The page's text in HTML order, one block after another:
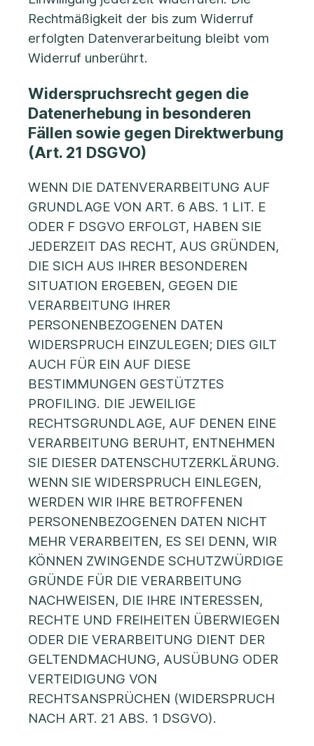
Rechtmäßigkeit der bis zum Widerruf
erfolgten Datenverarbeitung bleibt vom
Widerruf unberührt.
Widerspruchsrecht gegen die
Datenerhebung in besonderen
Fällen sowie gegen Direktwerbung
(Art. 21 DSGVO)
WENN DIE DATENVERARBEITUNG AUF
GRUNDLAGE VON ART. 6 ABS. 1 LIT. E
ODER F DSGVO ERFOLGT, HABEN SIE
JEDERZEIT DAS RECHT, AUS GRÜNDEN,
DIE SICH AUS IHRER BESONDEREN
SITUATION ERGEBEN, GEGEN DIE
VERARBEITUNG IHRER
PERSONENBEZOGENEN DATEN
WIDERSPRUCH EINZULEGEN; DIES GILT
AUCH FÜR EIN AUF DIESE
BESTIMMUNGEN GESTÜTZTES
PROFILING. DIE JEWEILIGE
RECHTSGRUNDLAGE, AUF DENEN EINE
VERARBEITUNG BERUHT, ENTNEHMEN
SIE DIESER DATENSCHUTZERKLÄRUNG.
WENN SIE WIDERSPRUCH EINLEGEN,
WERDEN WIR IHRE BETROFFENEN
PERSONENBEZOGENEN DATEN NICHT
MEHR VERARBEITEN, ES SEI DENN, WIR
KÖNNEN ZWINGENDE SCHUTZWÜRDIGE
GRÜNDE FÜR DIE VERARBEITUNG
NACHWEISEN, DIE IHRE INTERESSEN,
RECHTE UND FREIHEITEN ÜBERWIEGEN
ODER DIE VERARBEITUNG DIENT DER
GELTENDMACHUNG, AUSÜBUNG ODER
VERTEIDIGUNG VON
RECHTSANSPRÜCHEN (WIDERSPRUCH
NACH ART. 21 ABS. 1 DSGVO).